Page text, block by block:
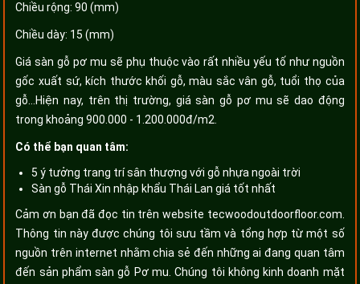
Chiều rộng: 90 (mm)
Chiều dày: 15 (mm)
Giá sàn gỗ pơ mu sẽ phụ thuộc vào rất nhiều yếu tố như nguồn
gốc xuất sứ, kích thước khối gỗ, màu sắc vân gỗ, tuổi thọ của
gỗ…Hiện nay, trên thị trường, giá sàn gỗ pơ mu sẽ dao động
trong khoảng 900.000 - 1.200.000đ/m2.
Có thể bạn quan tâm:
5 ý tưởng trang trí sân thượng với gỗ nhựa ngoài trời
Sàn gỗ Thái Xin nhập khẩu Thái Lan giá tốt nhất
Cảm ơn bạn đã đọc tin trên website tecwoodoutdoorfloor.com.
Thông tin này được chúng tôi sưu tầm và tổng hợp từ một số
nguồn trên internet nhằm chia sẻ đến những ai đang quan tâm
đến sản phẩm sàn gỗ Pơ mu. Chúng tôi không kinh doanh mặt